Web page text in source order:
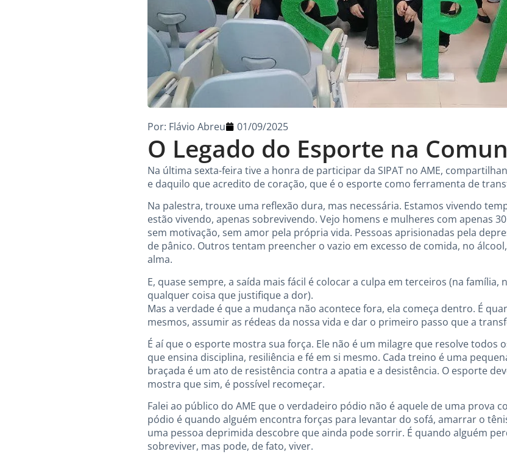
O Legado do Esporte na
Por: Flávio Abreu 01/09/2025
Na última sexta-feira tive a honra de participar da SIPAT no AME,
e daquilo que acredito de coração, que é o esporte como ferramenta de
Na palestra, trouxe uma reflexão dura, mas necessária. Estamos vivendo
estão vivendo, apenas sobrevivendo. Vejo homens e mulheres com apenas
sem motivação, sem amor pela própria vida. Pessoas aprisionadas pela
de pânico. Outros tentam preencher o vazio em excesso de comida, no
alma.
E, quase sempre, a saída mais fácil é colocar a culpa em terceiros (na
qualquer coisa que justifique a dor).
Mas a verdade é que a mudança não acontece fora, ela começa dentro. É
mesmos, assumir as rédeas da nossa vida e dar o primeiro passo que a
É aí que o esporte mostra sua força. Ele não é um milagre que resolve todos
que ensina disciplina, resiliência e fé em si mesmo. Cada treino é uma
braçada é um ato de resistência contra a apatia e a desistência. O esporte
mostra que sim, é possível recomeçar.
Falei ao público do AME que o verdadeiro pódio não é aquele de uma prova
pódio é quando alguém encontra forças para levantar do sofá, amarrar o
uma pessoa deprimida descobre que ainda pode sorrir. É quando alguém
sobreviver, mas pode, de fato, viver.